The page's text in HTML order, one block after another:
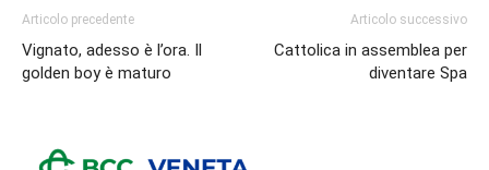
Articolo precedente
Vignato, adesso è l’ora. Il
golden boy è maturo
Articolo successivo
Cattolica in assemblea per
diventare Spa